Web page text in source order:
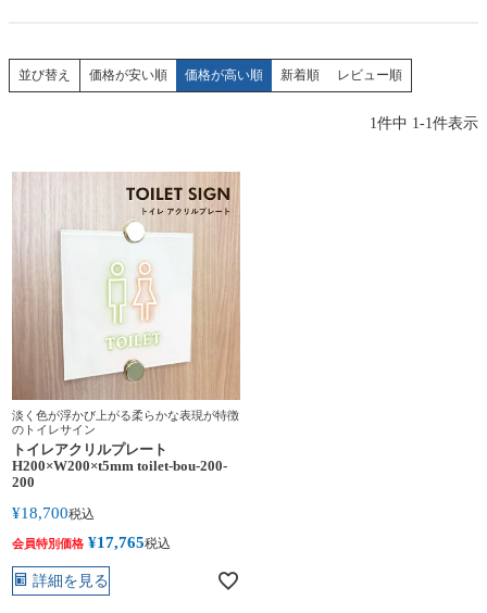
並び替え 価格が安い順 価格が高い順 新着順 レビュー順
1 件中 1 -1 件表示
淡く色が浮かび上がる柔らかな表現が特徴
のトイレサイン
トイレアクリルプレート
H200×W200×t5mm toilet-bou-200-
200
¥18,700税込
会員特別価格 ¥17,765税込
詳細を見る